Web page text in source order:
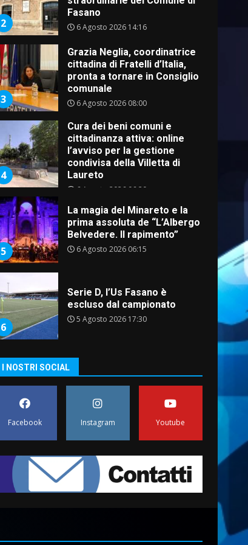
2
Fasano
6 Agosto 2026 14:16
3
Grazia Neglia, coordinatrice
cittadina di Fratelli d’Italia,
pronta a tornare in Consiglio
comunale
6 Agosto 2026 08:00
4
Cura dei beni comuni e
cittadinanza attiva: online
l’avviso per la gestione
condivisa della Villetta di
Laureto
6 Agosto 2026 06:20
5
La magia del Minareto e la
prima assoluta de “L’Albergo
Belvedere. Il rapimento”
6 Agosto 2026 06:15
6
Serie D, l’Us Fasano è
escluso dal campionato
5 Agosto 2026 17:30
Truffatori in azione nelle
arma da fuoco
6 Agosto 2026 18:13
I NOSTRI SOCIAL
Facebook Instagram Youtube